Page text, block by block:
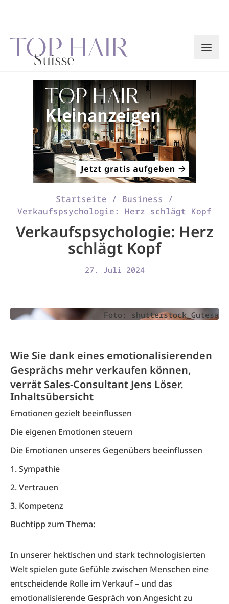
Startseite / Business
/
Verkaufspsychologie: Herz schlägt Kopf
Verkaufspsychologie: Herz
schlägt Kopf
27. Juli 2024
Foto: shutterstock_Gutesa
Wie Sie dank eines emotionalisierenden
Gesprächs mehr verkaufen können,
verrät Sales-Consultant Jens Löser.
Inhaltsübersicht
Emotionen gezielt beeinflussen
Die eigenen Emotionen steuern
Die Emotionen unseres Gegenübers beeinflussen
1. Sympathie
2. Vertrauen
3. Kompetenz
Buchtipp zum Thema:
In unserer hektischen und stark technologisierten
Welt spielen gute Gefühle zwischen Menschen eine
entscheidende Rolle im Verkauf – und das
emotionalisierende Gespräch von Angesicht zu